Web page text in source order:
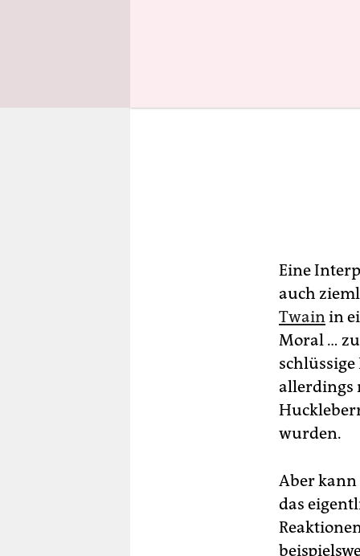
Eine
auch
Twainin
Moral …
allerdings
wurden.
Aber kann
das